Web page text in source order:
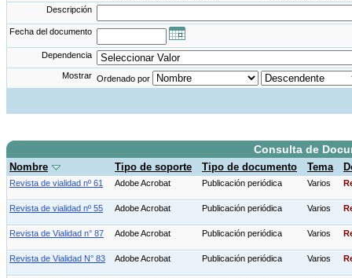
Descripción
Fecha del documento
Dependencia
Mostrar Ordenado por
Consulta de
Nombre Tipo de soporte Tipo de documento Tema
Revista de vialidad nº 61 Adobe Acrobat Publicación periódica Varios
Revista de vialidad nº 55 Adobe Acrobat Publicación periódica Varios
Revista de Vialidad n° 87 Adobe Acrobat Publicación periódica Varios
Revista de Vialidad N° 83 Adobe Acrobat Publicación periódica Varios